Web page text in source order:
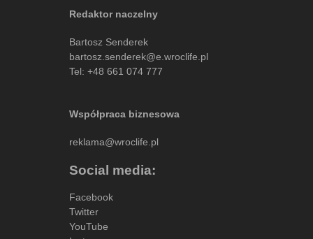
Redaktor naczelny
Bartosz Senderek
bartosz.senderek@e.wroclife.pl
Tel: +48 661 074 777
Współpraca biznesowa
reklama@wroclife.pl
Social media:
Facebook
Twitter
YouTube